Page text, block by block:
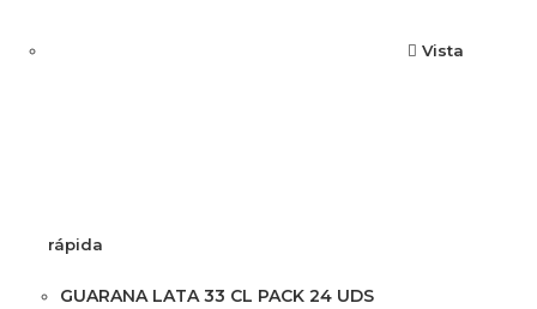
Vista
rápida
GUARANA LATA 33 CL PACK 24 UDS